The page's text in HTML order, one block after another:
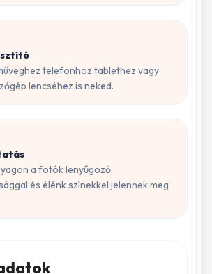
telefonhoz tablethez vagy
lencséhez is neked.
a fotók lenyűgöző
és élénk színekkel jelennek meg